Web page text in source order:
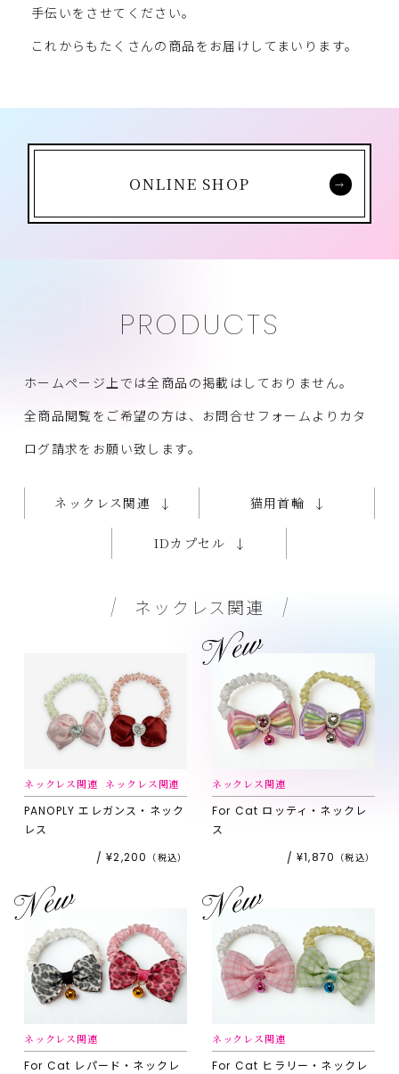
手伝いをさせてください。
これからもたくさんの商品をお届けしてまいります。
ONLINE SHOP
PRODUCTS
ホームページ上では全商品の掲載はしておりません。
全商品閲覧をご希望の方は、お問合せフォームよりカタ
ログ請求をお願い致します。
ネックレス関連 猫用首輪
IDカプセル
ネックレス関連
PANOPLYエレガンス・ネック
レス
¥2,200
ネックレス関連 ネックレス関連
For Cat ロッティ・ネックレ
ス
¥1,870
ネックレス関連
For Cat レパード・ネックレ
ネックレス関連
For Cat ヒラリー・ネックレ
ネックレス関連